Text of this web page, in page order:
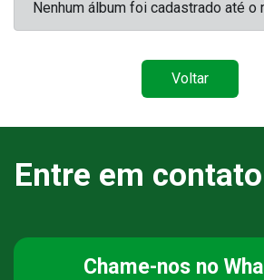
Nenhum álbum foi cadastrado até o
Voltar
Entre em
Chame-nos no